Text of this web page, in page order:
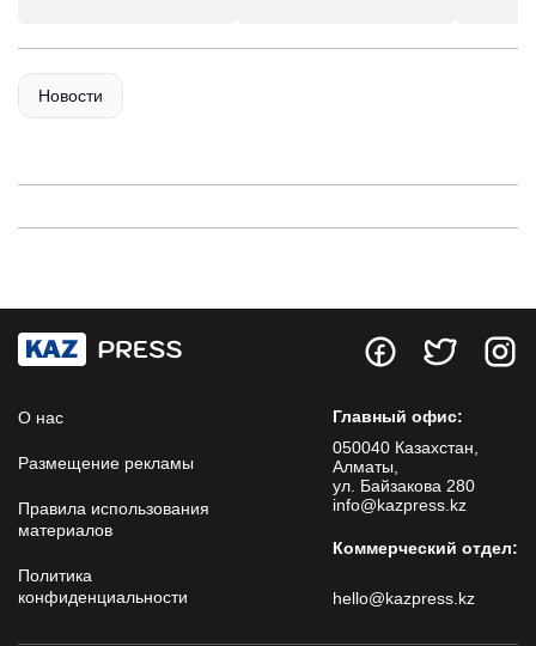
Новости
О нас
Размещение рекламы
Правила использования
материалов
Политика
конфиденциальности
Главный офис:
050040 Казахстан,
Алматы,
ул. Байзакова 280
info@kazpress.kz
Коммерческий отдел:
hello@kazpress.kz